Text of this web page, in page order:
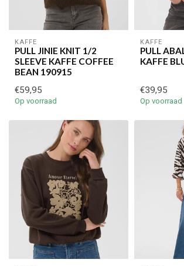
KAFFE
PULL JINIE KNIT 1/2
SLEEVE KAFFE COFFEE
BEAN 190915
€59,95
Op voorraad
KAFFE
PULL
KAFFE
€39,95
Op voorraad